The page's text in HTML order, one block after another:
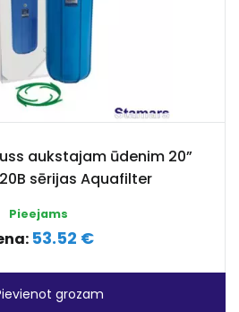
aukstajam ūdenim 20”
sērijas Aquafilter
Pieejams
53.52 €
grozam